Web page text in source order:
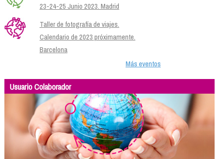
23-24-25 Junio 2023. Madrid
Taller de fotografía de viajes.
Calendario de 2023 próximamente.
Barcelona
Más eventos
Usuario Colaborador